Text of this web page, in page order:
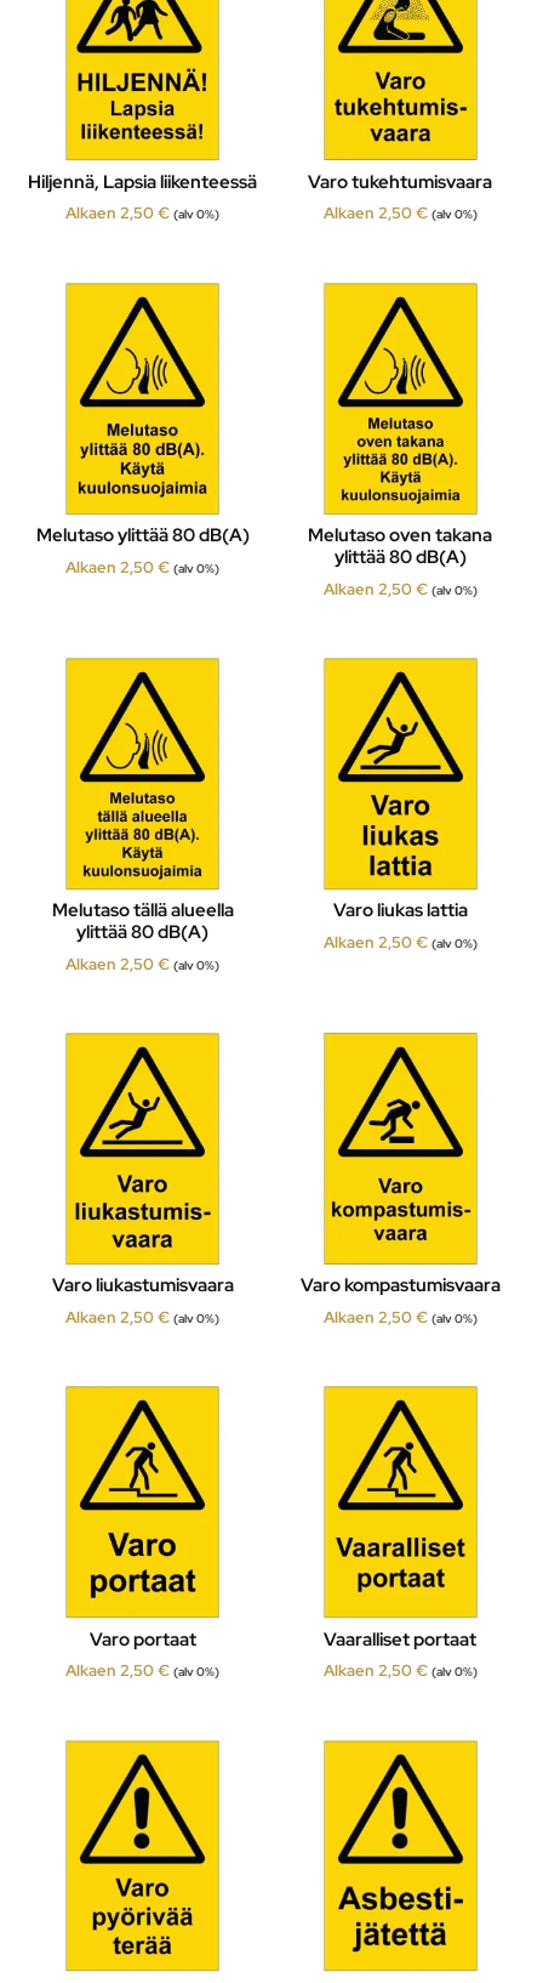
Hiljennä, Lapsia liikenteessä
Alkaen2,50€ (alv 0%)
Varo tukehtumisvaara
Alkaen 2,50€ (alv 0%)
Melutaso ylittää 80 dB(A)
Alkaen2,50€ (alv 0%)
Melutaso oven takana
ylittää 80 dB(A)
Alkaen 2,50€ (alv 0%)
Melutaso tällä alueella
ylittää 80 dB(A)
Alkaen2,50€ (alv 0%)
Varo liukas lattia
Alkaen 2,50€ (alv 0%)
Varo liukastumisvaara
Alkaen2,50€ (alv 0%)
Varo kompastumisvaara
Alkaen 2,50€ (alv 0%)
Varo portaat
Alkaen2,50€ (alv 0%)
Vaaralliset portaat
Alkaen 2,50€ (alv 0%)